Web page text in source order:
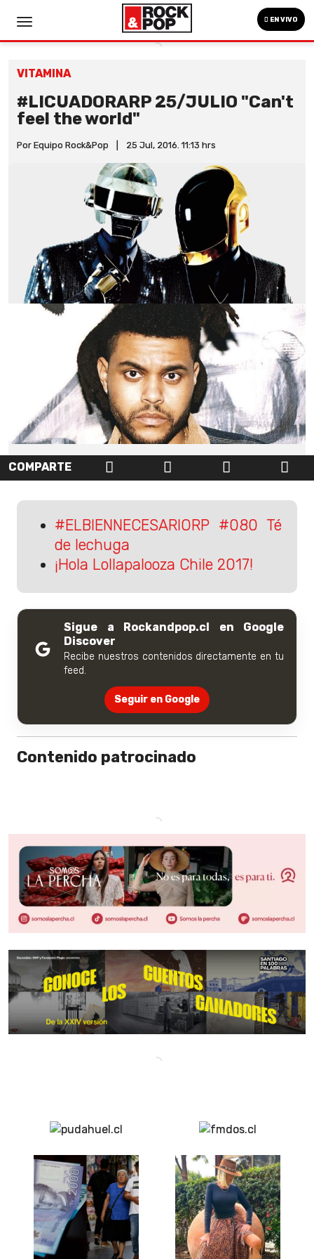
EN VIVO
VITAMINA
#LICUADORARP 25/JULIO "Can't
feel the world"
Por Equipo Rock&Pop 25 Jul, 2016. 11:13 hrs
COMPARTE
#ELBIENNECESARIORP #080 Té
de lechuga
¡Hola Lollapalooza Chile 2017!
Sigue a Rockandpop.cl en Google
Discover
Recibe nuestros contenidos directamente en tu
feed.
Seguir en Google
Contenido patrocinado